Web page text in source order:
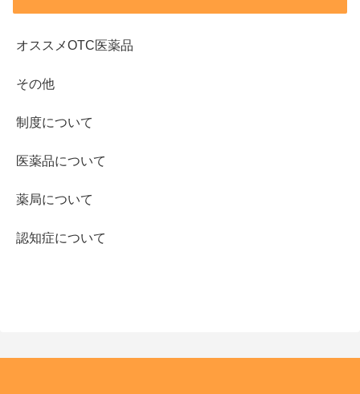
オススメOTC医薬品
その他
制度について
医薬品について
薬局について
認知症について